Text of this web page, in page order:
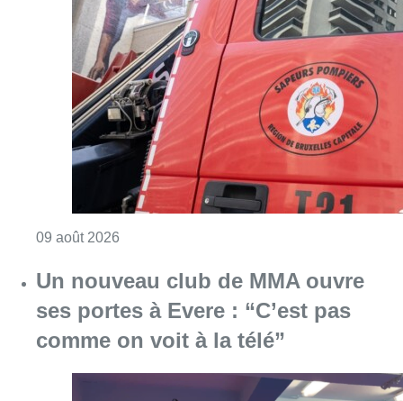
09 août 2026
Un nouveau club de MMA ouvre
ses portes à Evere : “C’est pas
comme on voit à la télé”